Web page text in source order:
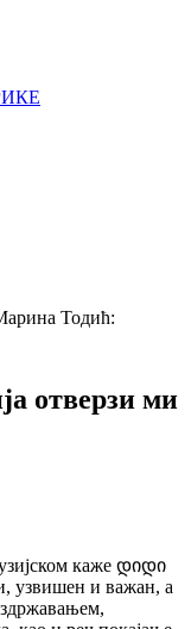
Тодић:
отверзи ми
каже დიდი
узвишен и важан, а